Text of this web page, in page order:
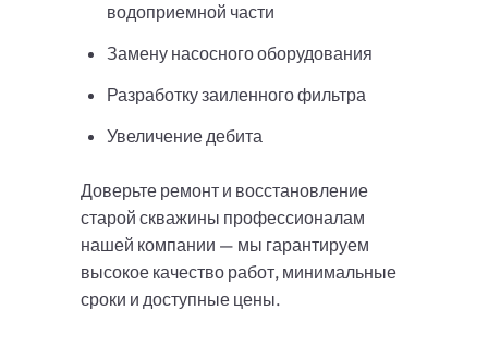
водоприемной части
Замену насосного оборудования
Разработку заиленного фильтра
Увеличение дебита
Доверьте ремонт и восстановление
старой скважины профессионалам
нашей компании — мы гарантируем
высокое качество работ, минимальные
сроки и доступные цены.